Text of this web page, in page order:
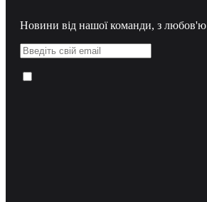
Новини від нашої команди, з любов'ю